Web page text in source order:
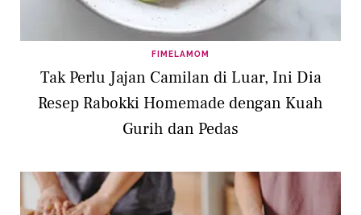
FIMELAMOM
Tak Perlu Jajan Camilan di Luar, Ini Dia
Resep Rabokki Homemade dengan Kuah
Gurih dan Pedas